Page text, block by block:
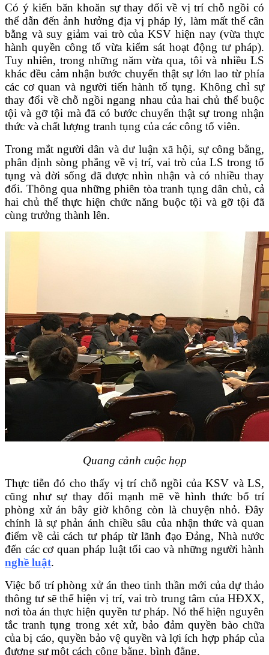
Có ý kiến băn khoăn sự thay đổi về vị trí chỗ ngồi có
thể dẫn đến ảnh hưởng địa vị pháp lý, làm mất thế cân
bằng và suy giảm vai trò của KSV hiện nay (vừa thực
hành quyền công tố vừa kiểm sát hoạt động tư pháp).
Tuy nhiên, trong những năm vừa qua, tôi và nhiều LS
khác đều cảm nhận bước chuyển thật sự lớn lao từ phía
các cơ quan và người tiến hành tố tụng. Không chỉ sự
thay đổi về chỗ ngồi ngang nhau của hai chủ thể buộc
tội và gỡ tội mà đã có bước chuyển thật sự trong nhận
thức và chất lượng tranh tụng của các công tố viên.
Trong mắt người dân và dư luận xã hội, sự công bằng,
phân định sòng phẳng về vị trí, vai trò của LS trong tố
tụng và đời sống đã được nhìn nhận và có nhiều thay
đổi. Thông qua những phiên tòa tranh tụng dân chủ, cả
hai chủ thể thực hiện chức năng buộc tội và gỡ tội đã
cùng trưởng thành lên.
Quang cảnh cuộc họp
Thực tiễn đó cho thấy vị trí chỗ ngồi của KSV và LS,
cũng như sự thay đổi mạnh mẽ về hình thức bố trí
phòng xử án bây giờ không còn là chuyện nhỏ. Đây
chính là sự phản ánh chiều sâu của nhận thức và quan
điểm về cải cách tư pháp từ lãnh đạo Đảng, Nhà nước
đến các cơ quan pháp luật tối cao và những người hành
nghề luật.
Việc bố trí phòng xử án theo tinh thần mới của dự thảo
thông tư sẽ thể hiện vị trí, vai trò trung tâm của HĐXX,
nơi tòa án thực hiện quyền tư pháp. Nó thể hiện nguyên
tắc tranh tụng trong xét xử, bảo đảm quyền bào chữa
của bị cáo, quyền bảo vệ quyền và lợi ích hợp pháp của
đương sự một cách công bằng, bình đẳng.